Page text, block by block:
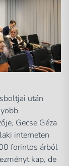
után
Gecse Géza
interneten
forintos árból
kap, de